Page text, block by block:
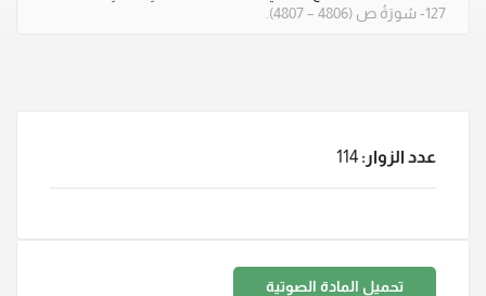
127- سُورَةُ ص (4806 – 4807).
عدد الزوار:114
تحميل المادة الصوتية